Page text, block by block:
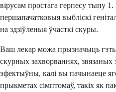
вірусам простага герпесу тыпу
першапачатковыя выбліскі
на здзіўленыя ўчасткі скуры.
Ваш лекар можа прызначыць
скурных захворваннях,
эфектыўны, калі вы пачынаеце
прыкметах сімптомаў, такіх як